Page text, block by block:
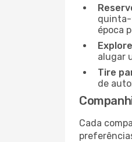
quinta-
época
alugar
Tire
de
Cada